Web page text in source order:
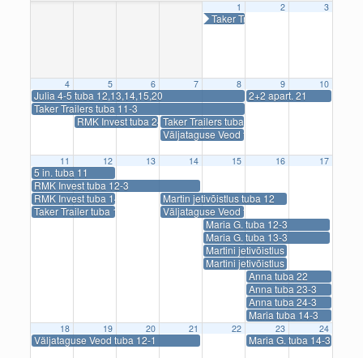
1
Taker Trailers tuba 12
2 3
4
Julia 4-5 tuba 12,13,14,15,20
Taker Trailers tuba 11-3
5
RMK Invest tuba 24-3
6 7
Taker Trailers tuba 24-2
Väljataguse Veod tuba 25-1
8 9
2+2 apart. 21
10
11
5 in. tuba 11
RMK Invest tuba 12-3
RMK Invest tuba 14-2
Taker Trailer tuba 13-2
12 13 14
Martin jetivõistlus tuba 12
Väljataguse Veod tuba 12-1
15
Maria G. tuba 12-3
Maria G. tuba 13-3
Martini jetivõistlus tuba 24-2
Martini jetivõistlus tuba 26-2
16
Anna tuba 22
Anna tuba 23-3
Anna tuba 24-3
Maria tuba 14-3
17
18
Väljataguse Veod tuba 12-1
19 20 21 22 23
Maria G. tuba 14-3
24